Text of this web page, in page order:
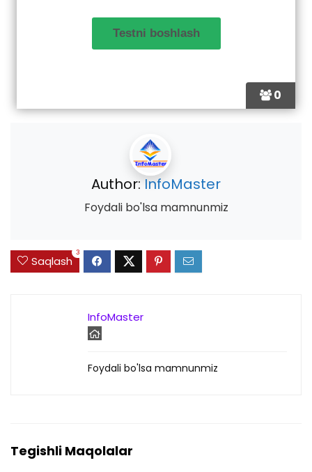
0
Author:InfoMaster
Foydali bo'lsa mamnunmiz
Saqlash
3
InfoMaster
Foydali bo'lsa mamnunmiz
Tegishli Maqolalar